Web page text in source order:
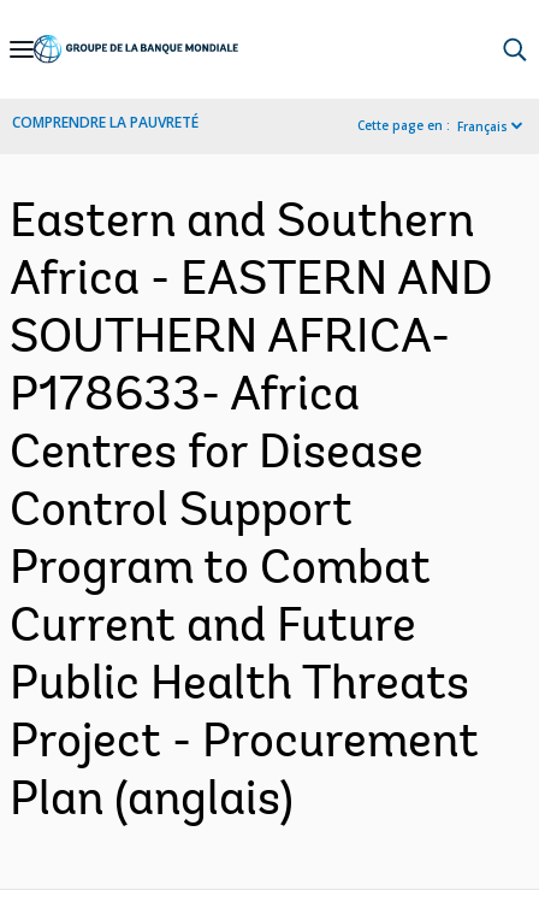
Skip
Navigation
COMPRENDRE LA PAUVRETÉ Cette page en : Français
Eastern and Southern
Africa - EASTERN AND
SOUTHERN AFRICA-
P178633- Africa
Centres for Disease
Control Support
Program to Combat
Current and Future
Public Health Threats
Project - Procurement
Plan (anglais)